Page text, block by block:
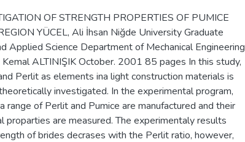
OF STRENGTH PROPERTIES OF PUMICE
YÜCEL, Ali İhsan Niğde University Graduate
Applied Science Department of Mechanical Engineering
Kemal ALTINIŞIK October. 2001 85 pages In this study,
Perlit as elements ina light construction materials is
investigated. In the experimental program,
range of Perlit and Pumice are manufactured and their
proparties are measured. The experimentaly results
of brides decrases with the Perlit ratio, however,